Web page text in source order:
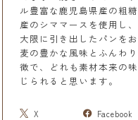
ル豊富な鹿児島県産の粗
産のシママースを使用し
大限に引き出したパンを
麦の豊かな風味とふんわ
徴で、どれも素材本来の
じられると思います。
X Facebook